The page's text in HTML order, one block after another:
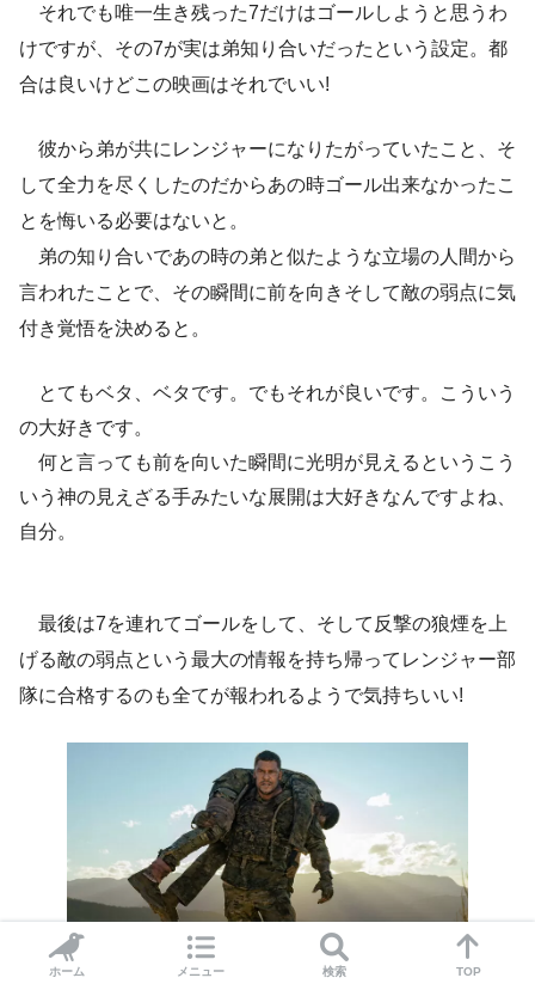
それでも唯一生き残った7だけはゴールしようと思うわ
けですが、その7が実は弟知り合いだったという設定。都
合は良いけどこの映画はそれでいい!
彼から弟が共にレンジャーになりたがっていたこと、そ
して全力を尽くしたのだからあの時ゴール出来なかったこ
とを悔いる必要はないと。
弟の知り合いであの時の弟と似たような立場の人間から
言われたことで、その瞬間に前を向きそして敵の弱点に気
付き覚悟を決めると。
とてもベタ、ベタです。でもそれが良いです。こういう
の大好きです。
何と言っても前を向いた瞬間に光明が見えるというこう
いう神の見えざる手みたいな展開は大好きなんですよね、
自分。
最後は7を連れてゴールをして、そして反撃の狼煙を上
げる敵の弱点という最大の情報を持ち帰ってレンジャー部
隊に合格するのも全てが報われるようで気持ちいい!
ホーム メニュー 検索 TOP